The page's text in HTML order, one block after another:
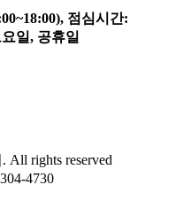
점심시간:
일, 공휴일
rights reserved
4730